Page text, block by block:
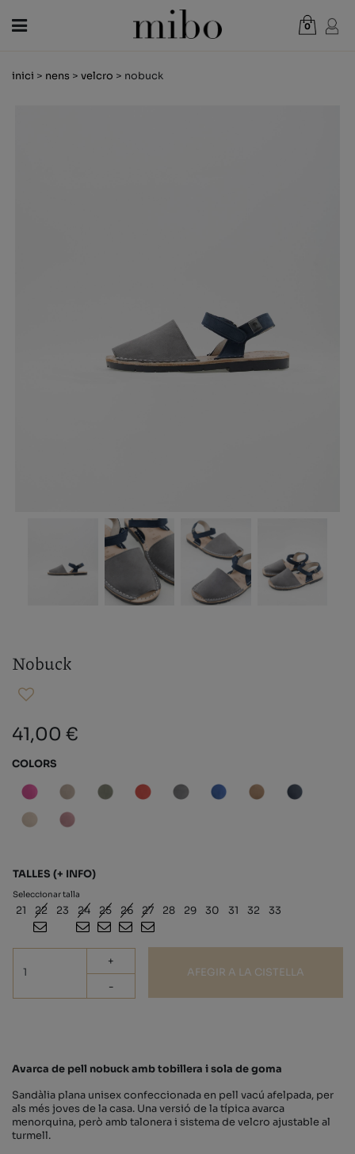
0
inici > nens > velcro > nobuck
Nobuck
41,00 €
COLORS
TALLES (+ INFO)
Seleccionar talla
21 22 23 24 25 26 27 28 29 30 31 32 33
+
-
AFEGIR A LA CISTELLA
Avarca de pell nobuck amb tobillera i sola de goma
Sandàlia plana unisex confeccionada en pell vacú afelpada, per
als més joves de la casa. Una versió de la típica avarca
menorquina, però amb talonera i sistema de velcro ajustable al
turmell.